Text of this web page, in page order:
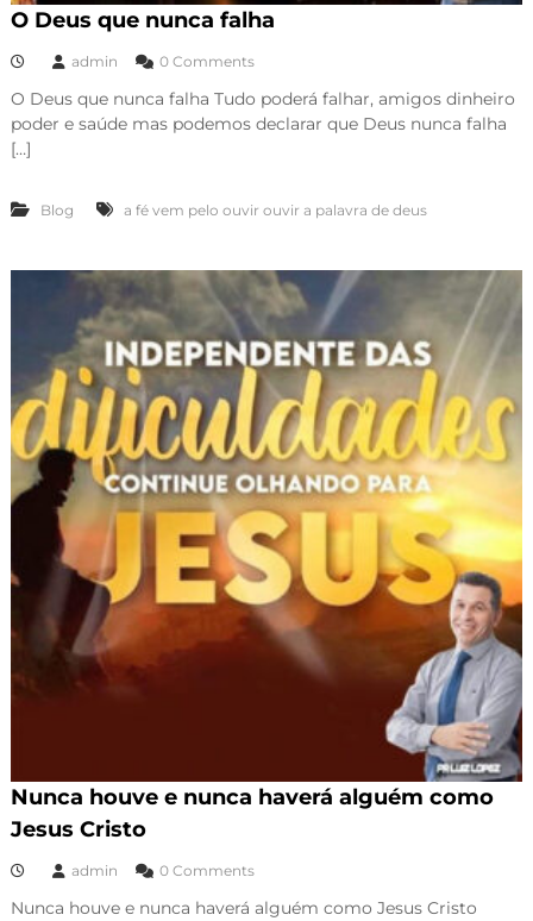
O Deus que nunca falha
admin 0 Comments
O Deus que nunca falha Tudo poderá falhar, amigos dinheiro
poder e saúde mas podemos declarar que Deus nunca falha
[…]
Blog a fé vem pelo ouvir ouvir a palavra de deus
Nunca houve e nunca haverá alguém como
Jesus Cristo
admin 0 Comments
Nunca houve e nunca haverá alguém como Jesus Cristo